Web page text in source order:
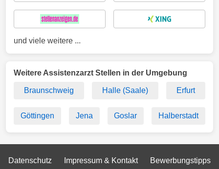
und viele weitere ...
Weitere Assistenzarzt Stellen in der Umgebung
Braunschweig Halle (Saale) Erfurt
Göttingen Jena Goslar Halberstadt
Datenschutz Impressum & Kontakt Bewerbungstipps